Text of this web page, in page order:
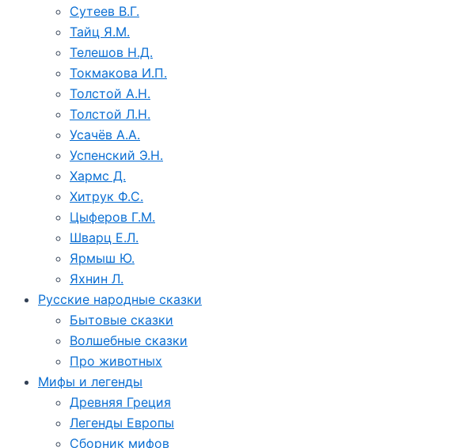
Сутеев В.Г.
Тайц Я.М.
Телешов Н.Д.
Токмакова И.П.
Толстой А.Н.
Толстой Л.Н.
Усачёв А.А.
Успенский Э.Н.
Хармс Д.
Хитрук Ф.С.
Цыферов Г.М.
Шварц Е.Л.
Ярмыш Ю.
Яхнин Л.
Русские народные сказки
Бытовые сказки
Волшебные сказки
Про животных
Мифы и легенды
Древняя Греция
Легенды Европы
Сборник мифов